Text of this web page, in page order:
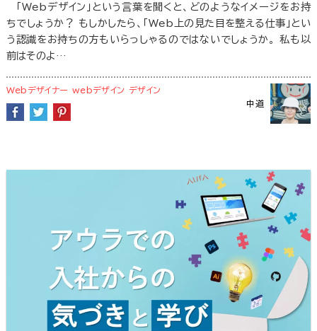
「Webデザイン」という言葉を聞くと、どのようなイメージをお持
ちでしょうか？ もしかしたら、「Web上の見た目を整える仕事」とい
う認識をお持ちの方もいらっしゃるのではないでしょうか。 私も以
前はそのよ…
中道
Webデザイナー webデザイン デザイン